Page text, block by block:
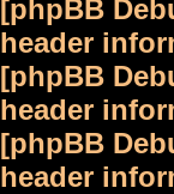
[phpBB
header
[phpBB
header
[phpBB
header